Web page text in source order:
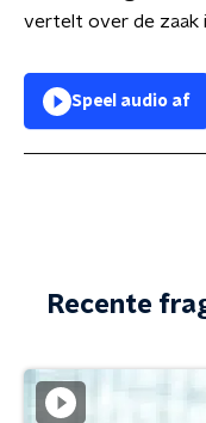
vertelt over de zaak
Speel audio af
Recente